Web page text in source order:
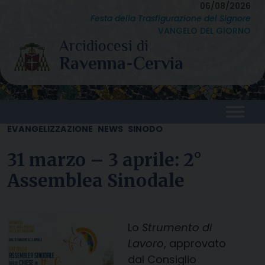
content
06/08/2026
Festa della Trasfigurazione del Signore
VANGELO DEL GIORNO
EVANGELIZZAZIONE NEWS SINODO
31 marzo – 3 aprile: 2°
Assemblea Sinodale
Lo Strumento di
Lavoro, approvato
dal Consiglio